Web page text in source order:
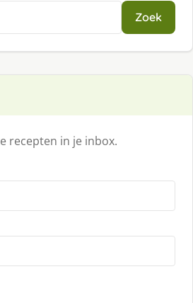
Zoek
recepten in je inbox.